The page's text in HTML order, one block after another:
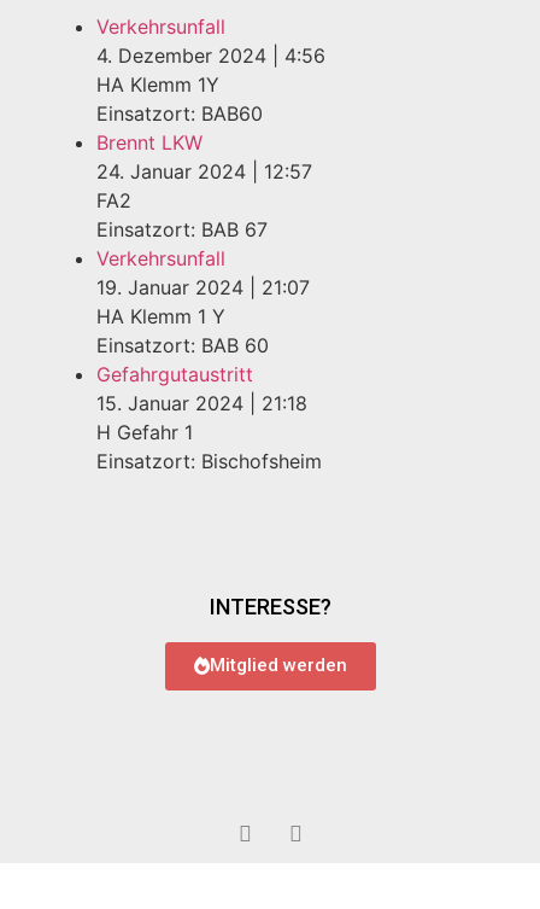
Verkehrsunfall
4. Dezember 2024
4:56
HA Klemm 1Y
Einsatzort: BAB60
Brennt LKW
24. Januar 2024
12:57
FA2
Einsatzort: BAB 67
Verkehrsunfall
19. Januar 2024
21:07
HA Klemm 1 Y
Einsatzort: BAB 60
Gefahrgutaustritt
15. Januar 2024
21:18
H Gefahr 1
Einsatzort: Bischofsheim
INTERESSE?
Mitglied werden